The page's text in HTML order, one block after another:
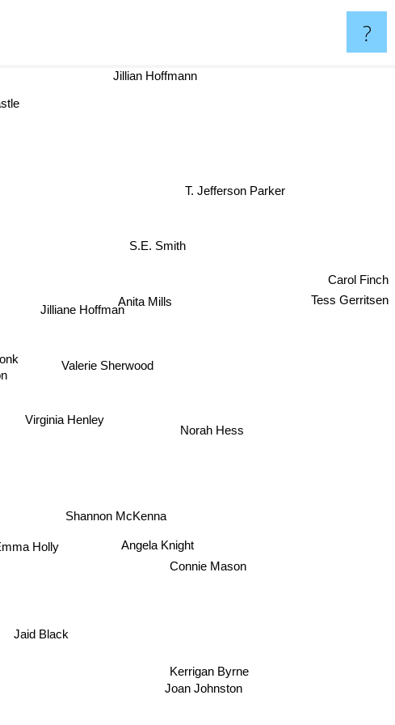
?
Virginia Henley
Holly
Valerie Sherwood
Shannon McKenna
Jilliane Hoffman
Connie Mason
Angela Knight
Jaid Black
Anita Mills
Norah Hess
Kerrigan Byrne
S.E. Smith
Joan Johnston
T. Jefferson Parker
Tess Gerritsen
Jillian Hoffmann
Carol Finch